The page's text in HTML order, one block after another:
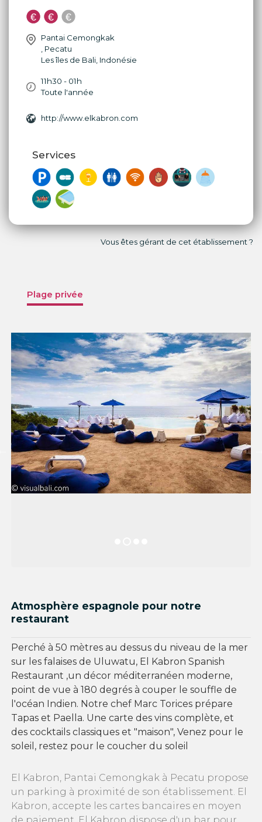
Pantai Cemongkak
Pecatu
Les îles de Bali Indonésie
11h30 - 01h
Toute l'année
http://www.elkabron.com
Services
Vous êtes gérant de cet établissement ?
Plage privée
Atmosphère espagnole pour notre
restaurant
Perché à 50 mètres au dessus du niveau de la mer
sur les falaises de Uluwatu, El Kabron Spanish
Restaurant ,un décor méditerranéen moderne,
point de vue à 180 degrés à couper le souffle de
l'océan Indien. Notre chef Marc Torices prépare
Tapas et Paella. Une carte des vins complète, et
des cocktails classiques et "maison", Venez pour le
soleil, restez pour le coucher du soleil
El Kabron, Pantai Cemongkak à Pecatu propose
un parking à proximité de son établissement. El
Kabron, accepte les cartes bancaires en moyen